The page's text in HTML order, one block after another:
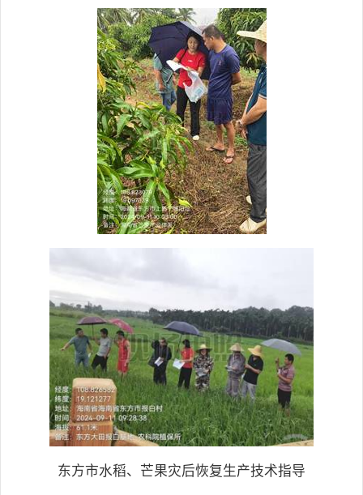
东方市水稻、芒果灾后恢复生产技术指导